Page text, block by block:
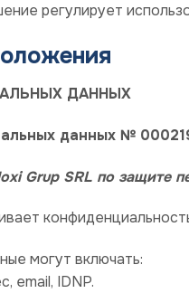
регулирует
ДАННЫХ
данных №
Grup SRL по защите
могут включать:
email, IDNP.